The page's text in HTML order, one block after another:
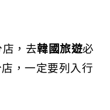
，去韓國旅遊必
，一定要列入行